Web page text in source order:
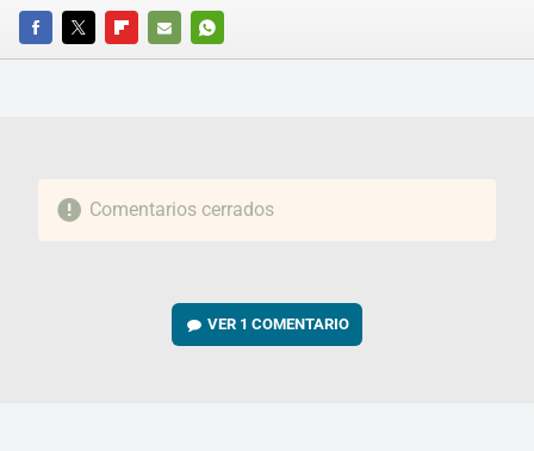
FACEBOOKTWITTERFLIPBOARD
E-
WHATSAPP
Comentarios cerrados
VER 1 COMENTARIO